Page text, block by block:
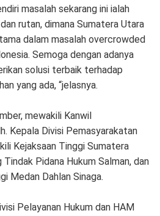
masalah sekarang ini ialah
rutan, dimana Sumatera Utara
dalam masalah overcrowded
Semoga dengan adanya
solusi terbaik terhadap
yang ada, “jelasnya.
mewakili Kanwil
Kepala Divisi Pemasyarakatan
Kejaksaan Tinggi Sumatera
Pidana Hukum Salman, dan
Medan Dahlan Sinaga.
Pelayanan Hukum dan HAM